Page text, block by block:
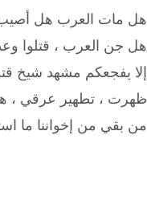
هل مات العرب هل أصيب
هل جن العرب ، قتلوا
إلا يفجعكم مشهد شيخ
ظهرت ، تطهير عرقي ،
من بقي من إخواننا ما